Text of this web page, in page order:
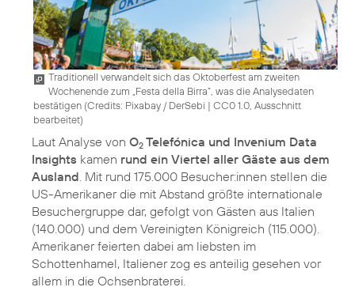
Traditionell verwandelt sich das Oktoberfest am zweiten
Wochenende zum „Festa della Birra”, was die Analysedaten
bestätigen (Credits: Pixabay / DerSebi | CC0 1.0, Ausschnitt
bearbeitet)
Laut Analyse von O2 Telefónica und Invenium Data
Insights kamen rund ein Viertel aller Gäste aus dem
Ausland . Mit rund 175.000 Besucher:innen stellen die
US-Amerikaner die mit Abstand größte internationale
Besuchergruppe dar, gefolgt von Gästen aus Italien
(140.000) und dem Vereinigten Königreich (115.000).
Amerikaner feierten dabei am liebsten im
Schottenhamel, Italiener zog es anteilig gesehen vor
allem in die Ochsenbraterei.